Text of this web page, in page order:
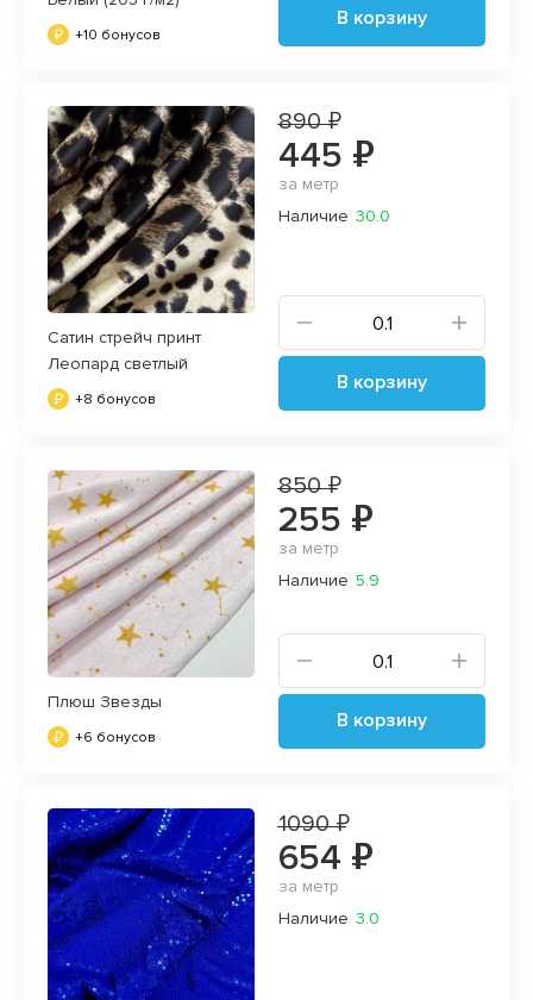
+10 бонусов
В корзину
Сатин стрейч принт
Леопард светлый
+8 бонусов
890 ₽
445 ₽
за метр
Наличие 30.0
В корзину
Плюш Звезды
+6 бонусов
850 ₽
255 ₽
за метр
Наличие 5.9
В корзину
1090 ₽
654 ₽
за метр
Наличие 3.0